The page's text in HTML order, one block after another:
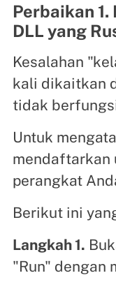
Perbaikan
DLL yang
Kesalahan
kali dikaitkan
tidak
Untuk
mendaftarkan
perangkat
Berikut ini
Langkah 1.
"Run" dengan